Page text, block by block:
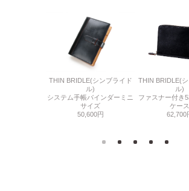
THIN BRIDLE(シンブライド
ル)
システム手帳バインダーミニ
サイズ
50,600円
THIN BRIDLE(
ル)
ファスナー付き
ケース
62,700